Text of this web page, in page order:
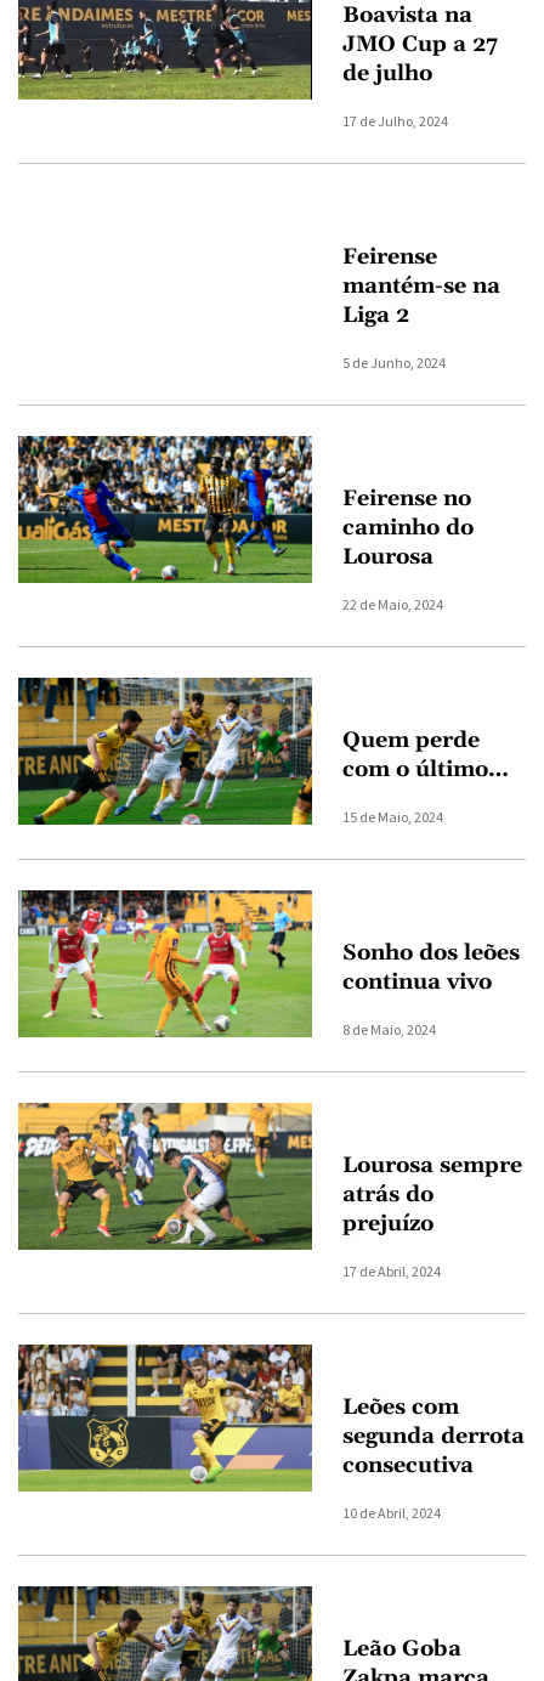
Boavista na
JMO Cup a 27
de julho
17 de Julho, 2024
Feirense
mantém-se na
Liga 2
5 de Junho, 2024
Feirense no
caminho do
Lourosa
22 de Maio, 2024
Quem perde
com o último…
15 de Maio, 2024
Sonho dos leões
continua vivo
8 de Maio, 2024
Lourosa sempre
atrás do
prejuízo
17 de Abril, 2024
Leões com
segunda derrota
consecutiva
10 de Abril, 2024
Leão Goba